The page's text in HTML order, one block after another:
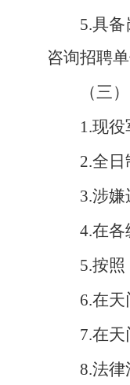
5.具
咨询招聘单
（三
1.现役
2.全日
3.涉
4.在
5.按
6.在
7.在
8.法律